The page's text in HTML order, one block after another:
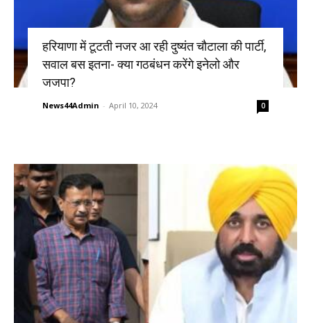
हरियाणा में टूटती नजर आ रही दुष्यंत चौटाला की पार्टी,
सवाल बस इतना- क्या गठबंधन करेंगे इनेलो और
जजपा?
News44Admin - April 10, 2024 0